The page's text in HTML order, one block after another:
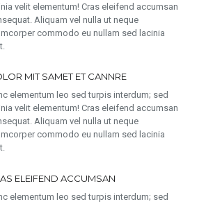
velit elementum! Cras eleifend accumsan
Aliquam vel nulla ut neque
commodo eu nullam sed lacinia
MIT SAMET ET CANNRE
elementum leo sed turpis interdum; sed
velit elementum! Cras eleifend accumsan
Aliquam vel nulla ut neque
commodo eu nullam sed lacinia
ELEIFEND ACCUMSAN
elementum leo sed turpis interdum; sed